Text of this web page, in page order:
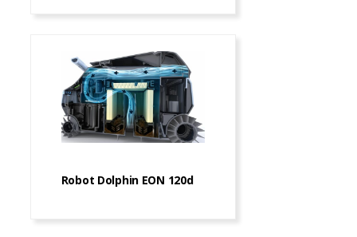
Robot Dolphin EON 120d